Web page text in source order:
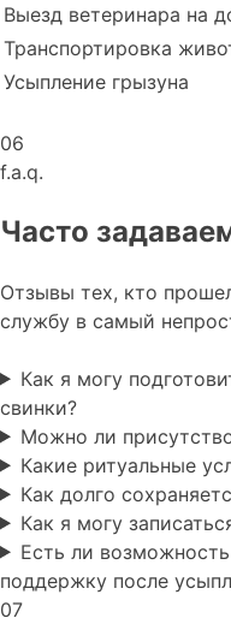
Выезд ветеринара на
Транспортировка
Усыпление грызуна
06
f.a.q.
Часто
Отзывы тех, кто
службу в самый
Как я могу
свинки?
Можно ли
Какие ритуальные
Как долго
Как я могу
Есть ли
поддержку после
07